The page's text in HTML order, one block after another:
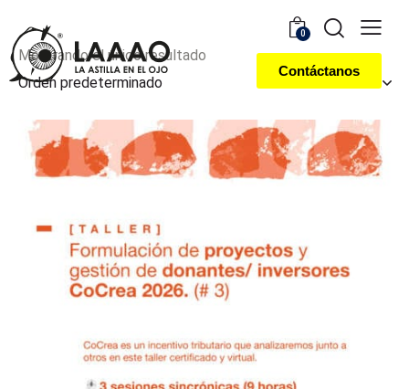
0
Contáctanos
Mostrando el único resultado